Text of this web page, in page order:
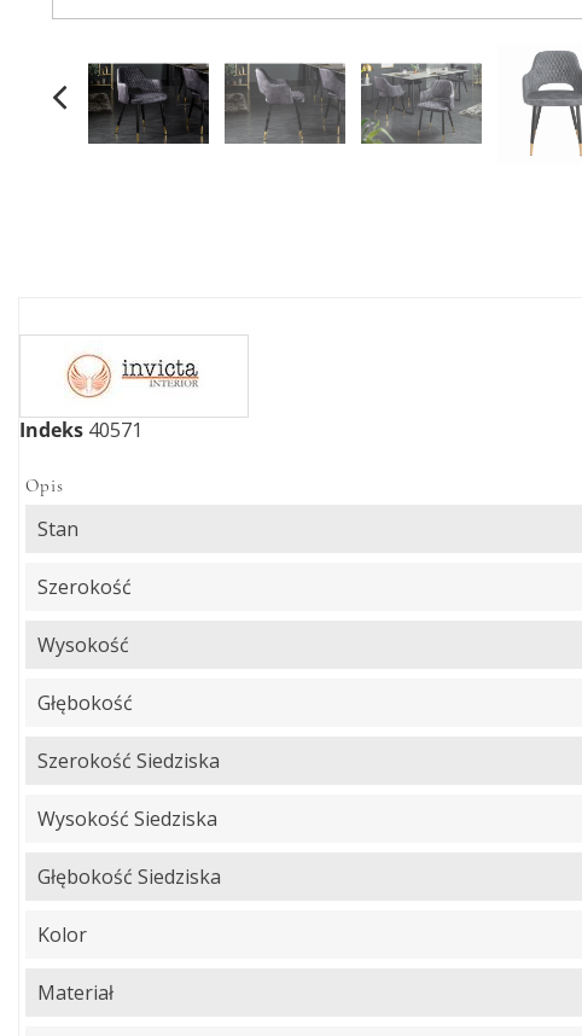
Indeks 40571
Opis
Stan
Szerokość
Wysokość
Głębokość
Szerokość Siedziska
Wysokość Siedziska
Głębokość Siedziska
Kolor
Materiał